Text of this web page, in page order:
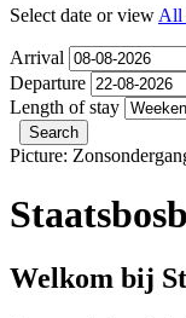
Select date or view All
Arrival
Departure
Length of stay
Picture:
Welkom bij